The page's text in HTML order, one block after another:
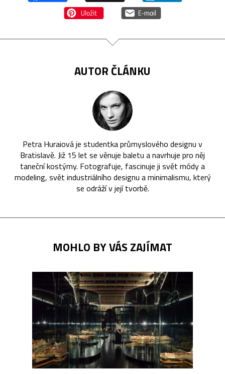
AUTOR ČLÁNKU
Petra Huraiová je studentka průmyslového designu v
Bratislavě. Již 15 let se věnuje baletu a navrhuje pro něj
taneční kostýmy. Fotografuje, fascinuje ji svět módy a
modeling, svět industriálního designu a minimalismu, který
se odráží v její tvorbě.
MOHLO BY VÁS ZAJÍMAT